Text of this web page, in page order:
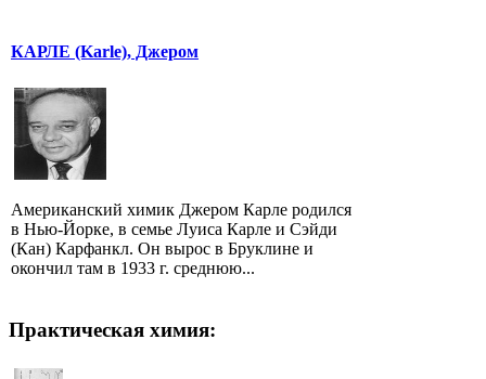
КАРЛЕ (Karle), Джером
Американский химик Джером Карле родился
в Нью-Йорке, в семье Луиса Карле и Сэйди
(Кан) Карфанкл. Он вырос в Бруклине и
окончил там в 1933 г. среднюю...
Практическая химия: